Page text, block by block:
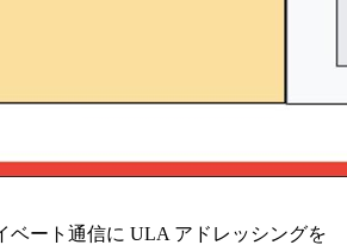
ベート通信に ULA アドレッシングを